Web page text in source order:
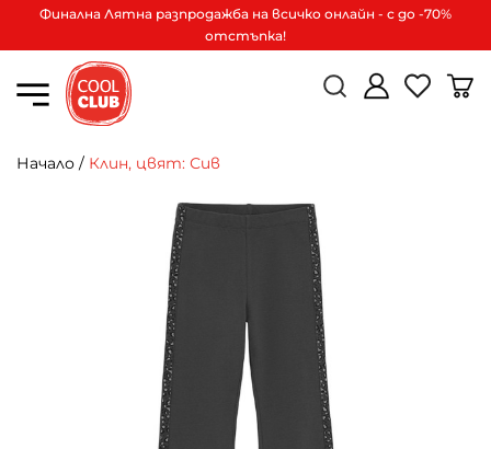
Финална Лятна разпродажба на всичко онлайн - с до -70%
отстъпка!
Начало / Клин, цвят: Сив